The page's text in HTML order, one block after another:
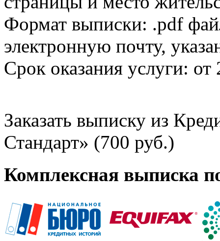
Формат выписки: .pdf
электронную почту,
Срок оказания услуги: от
Заказать выписку из
Стандарт» (700 руб.)
Комплексная выписка